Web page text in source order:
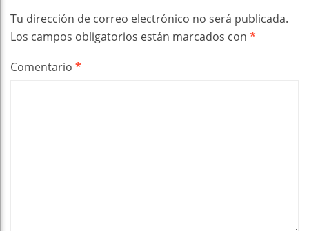
Tu dirección de correo electrónico no será publicada.
Los campos obligatorios están marcados con *
Comentario *